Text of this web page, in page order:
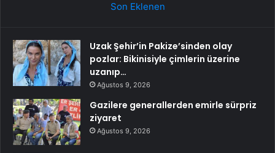
Son Eklenen
Uzak Şehir’in Pakize’sinden olay
pozlar: Bikinisiyle çimlerin üzerine
uzanıp…
Ağustos 9, 2026
Gazilere generallerden emirle sürpriz
ziyaret
Ağustos 9, 2026